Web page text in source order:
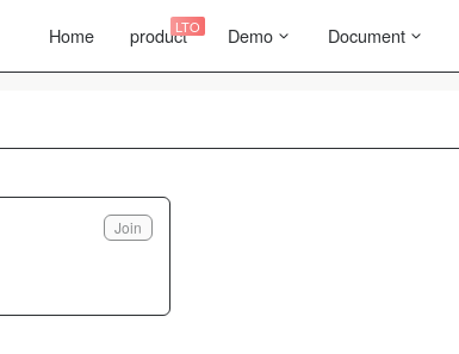
Home productLTO Demo Document
Join